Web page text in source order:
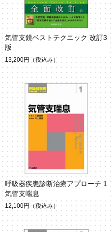
気管支鏡ベストテクニック 改訂3
版
13,200円 （税込み）
呼吸器疾患診断治療アプローチ 1
気管支喘息
12,100円 （税込み）